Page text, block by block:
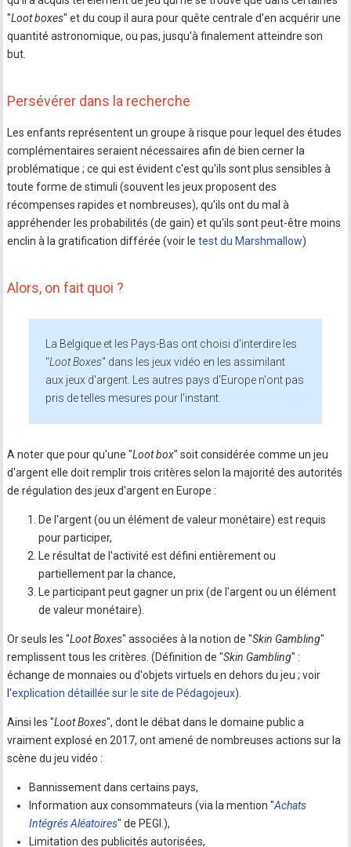
"Loot boxes" et du coup il aura pour quête centrale d'en acquérir une
quantité astronomique, ou pas, jusqu'à finalement atteindre son
but.
Persévérer dans la recherche
Les enfants représentent un groupe à risque pour lequel des études
complémentaires seraient nécessaires afin de bien cerner la
problématique ; ce qui est évident c'est qu'ils sont plus sensibles à
toute forme de stimuli (souvent les jeux proposent des
récompenses rapides et nombreuses), qu'ils ont du mal à
appréhender les probabilités (de gain) et qu'ils sont peut-être moins
enclin à la gratification différée (voir letest du Marshmallow)
Alors, on fait quoi ?
La Belgique et les Pays-Bas ont choisi d'interdire les
"Loot Boxes" dans les jeux vidéo en les assimilant
aux jeux d'argent. Les autres pays d'Europe n'ont pas
pris de telles mesures pour l'instant.
A noter que pour qu'une "Loot box" soit considérée comme un jeu
d'argent elle doit remplir trois critères selon la majorité des autorités
de régulation des jeux d'argent en Europe :
De l'argent (ou un élément de valeur monétaire) est requis
pour participer,
Le résultat de l'activité est défini entièrement ou
partiellement par la chance,
Le participant peut gagner un prix (de l'argent ou un élément
de valeur monétaire).
Or seuls les "Loot Boxes" associées à la notion de "Skin Gambling"
remplissent tous les critères. (Définition de "Skin Gambling" :
échange de monnaies ou d'objets virtuels en dehors du jeu ; voir
l'explication détaillée sur le site de Pédagojeux).
Ainsi les "Loot Boxes", dont le débat dans le domaine public a
vraiment explosé en 2017, ont amené de nombreuses actions sur la
scène du jeu vidéo :
Bannissement dans certains pays,
Information aux consommateurs (via la mention "Achats
Intégrés Aléatoires" de PEGI.),
Limitation des publicités autorisées,